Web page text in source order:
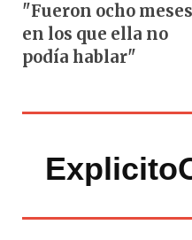
"Fueron ocho meses
en los que ella no
podía hablar"